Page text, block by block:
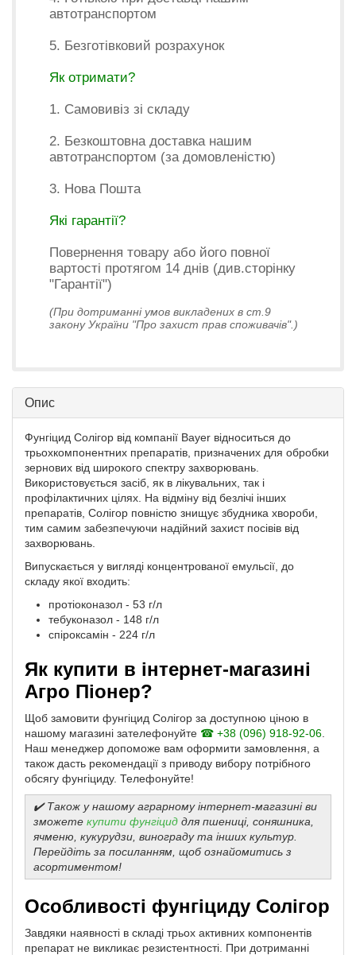
автотранспортом
5. Безготівковий розрахунок
Як отримати?
1. Самовивіз зі складу
2. Безкоштовна доставка нашим
автотранспортом (за домовленістю)
3. Нова Пошта
Які гарантії?
Повернення товару або його повної
вартості протягом 14 днів (див.сторінку
"Гарантії")
(При дотриманні умов викладених в ст.9
закону України "Про захист прав споживачів".)
Опис
Фунгіцид Солігор від компанії Bayer відноситься до
трьохкомпонентних препаратів, призначених для обробки
зернових від широкого спектру захворювань.
Використовується засіб, як в лікувальних, так і
профілактичних цілях. На відміну від безлічі інших
препаратів, Солігор повністю знищує збудника хвороби,
тим самим забезпечуючи надійний захист посівів від
захворювань.
Випускається у вигляді концентрованої емульсії, до
складу якої входить:
протіоконазол - 53 г/л
тебуконазол - 148 г/л
спіроксамін - 224 г/л
Як купити в інтернет-магазині
Агро Піонер?
Щоб замовити фунгіцид Солігор за доступною ціною в
нашому магазині зателефонуйте ☎ +38 (096) 918-92-06
Наш менеджер допоможе вам оформити замовлення, а
також дасть рекомендації з приводу вибору потрібного
обсягу фунгіциду. Телефонуйте!
✔️ Також у нашому аграрному інтернет-магазині ви
зможете купити фунгіцид для пшениці, соняшника,
ячменю, кукурудзи, винограду та інших культур.
Перейдіть за посиланням, щоб ознайомитись з
асортиментом!
Особливості фунгіциду Солігор
Завдяки наявності в складі трьох активних компонентів
препарат не викликає резистентності. При дотриманні